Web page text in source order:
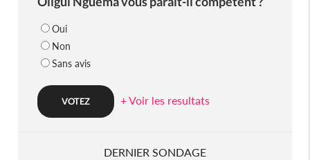
Oui
Non
Sans avis
+ Voir les resultats
DERNIER SONDAGE